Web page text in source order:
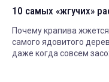
10 самых «жгучих»
Почему крапива
самого ядовитого
даже когда совсем